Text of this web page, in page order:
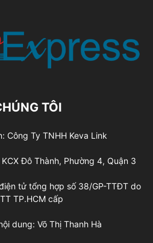
TÔI
Công Ty TNHH Keva Link
Đô Thành, Phường 4, Quận 3
tử tổng hợp số 38/GP-TTĐT do
TP.HCM cấp
dung: Võ Thị Thanh Hà